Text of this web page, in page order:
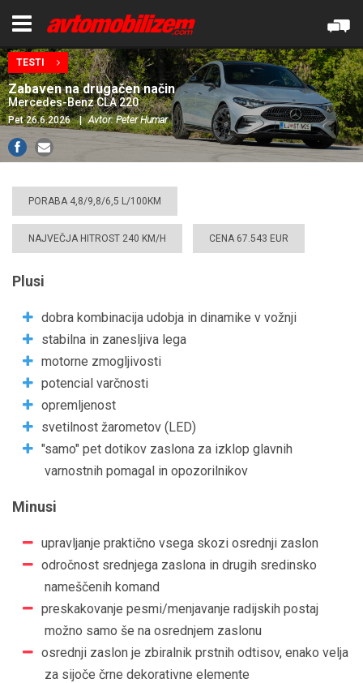
TESTI
Zabaven na drugačen način
Mercedes-Benz CLA 220
Pet 26.6.2026 | Avtor: Peter Humar
PORABA 4,8/9,8/6,5 L/100KM
NAJVEČJA HITROST 240 KM/H CENA 67.543 EUR
Plusi
dobra kombinacija udobja in dinamike v vožnji
stabilna in zanesljiva lega
motorne zmogljivosti
potencial varčnosti
opremljenost
svetilnost žarometov (LED)
"samo" pet dotikov zaslona za izklop glavnih
varnostnih pomagal in opozorilnikov
Minusi
upravljanje praktično vsega skozi osrednji zaslon
odročnost srednjega zaslona in drugih sredinsko
nameščenih komand
preskakovanje pesmi/menjavanje radijskih postaj
možno samo še na osrednjem zaslonu
osrednji zaslon je zbiralnik prstnih odtisov, enako velja
za sijoče črne dekorativne elemente